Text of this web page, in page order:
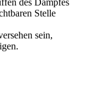
des Dampfes
Stelle
sein,